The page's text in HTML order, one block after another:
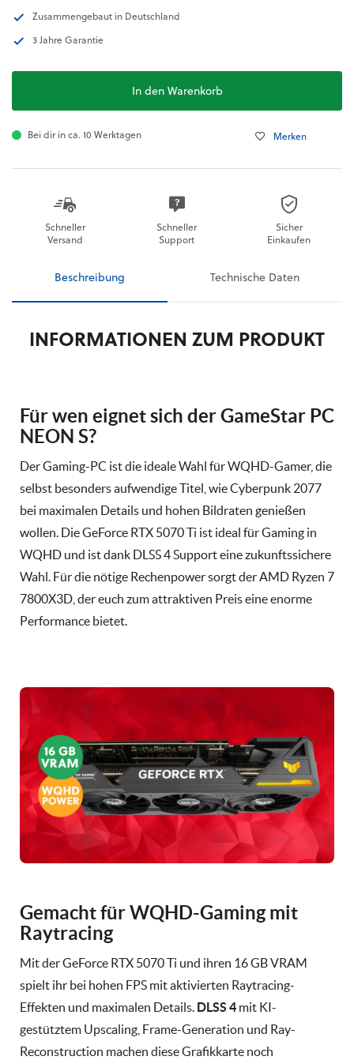
Zusammengebaut in Deutschland
3 Jahre Garantie
In den Warenkorb
Bei dir in ca. 10 Werktagen Merken
Schneller
Versand
Schneller
Support
Sicher
Einkaufen
Beschreibung Technische Daten
INFORMATIONEN ZUM PRODUKT
Für wen eignet sich der GameStar PC
NEON S?
Der Gaming-PC ist die ideale Wahl für WQHD-Gamer, die
selbst besonders aufwendige Titel, wie Cyberpunk 2077
bei maximalen Details und hohen Bildraten genießen
wollen. Die GeForce RTX 5070 Ti ist ideal für Gaming in
WQHD und ist dank DLSS 4 Support eine zukunftssichere
Wahl. Für die nötige Rechenpower sorgt der AMD Ryzen 7
7800X3D, der euch zum attraktiven Preis eine enorme
Performance bietet.
Gemacht für WQHD-Gaming mit
Raytracing
Mit der GeForce RTX 5070 Ti und ihren 16 GB VRAM
spielt ihr bei hohen FPS mit aktivierten Raytracing-
Effekten und maximalen Details. DLSS 4 mit KI-
gestütztem Upscaling, Frame-Generation und Ray-
Reconstruction machen diese Grafikkarte noch